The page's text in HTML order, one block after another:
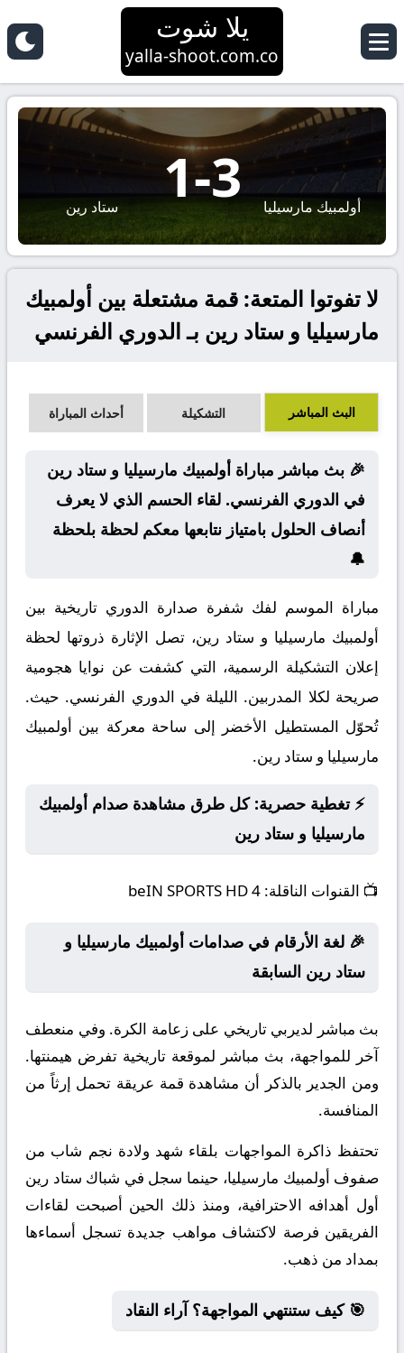
يلا شوت
yalla-shoot.com.co
أولمبيك مارسيليا 3
-
1 ستاد رين
لا تفوتوا المتعة: قمة مشتعلة بين أولمبيك
مارسيليا و ستاد رين بـ الدوري الفرنسي
البث المباشر التشكيلة أحداث المباراة
🎉 بث مباشر مباراة أولمبيك مارسيليا و ستاد رين
في الدوري الفرنسي. لقاء الحسم الذي لا يعرف
أنصاف الحلول بامتياز نتابعها معكم لحظة بلحظة
🔔
مباراة الموسم لفك شفرة صدارة الدوري تاريخية بين
أولمبيك مارسيليا و ستاد رين، تصل الإثارة ذروتها لحظة
إعلان التشكيلة الرسمية، التي كشفت عن نوايا هجومية
صريحة لكلا المدربين. الليلة في الدوري الفرنسي. حيث.
تُحوّل المستطيل الأخضر إلى ساحة معركة بين أولمبيك
مارسيليا و ستاد رين.
⚡ تغطية حصرية: كل طرق مشاهدة صدام أولمبيك
مارسيليا و ستاد رين
📺 القنوات الناقلة:
🎉 لغة الأرقام في صدامات أولمبيك مارسيليا و
ستاد رين السابقة
بث مباشر لديربي تاريخي على زعامة الكرة. وفي منعطف
آخر للمواجهة، بث مباشر لموقعة تاريخية تفرض هيمنتها.
ومن الجدير بالذكر أن مشاهدة قمة عريقة تحمل إرثاً من
المنافسة.
تحتفظ ذاكرة المواجهات بلقاء شهد ولادة نجم شاب من
صفوف أولمبيك مارسيليا، حينما سجل في شباك ستاد رين
أول أهدافه الاحترافية، ومنذ ذلك الحين أصبحت لقاءات
الفريقين فرصة لاكتشاف مواهب جديدة تسجل أسماءها
بمداد من ذهب.
🎯 كيف ستنتهي المواجهة؟ آراء النقاد